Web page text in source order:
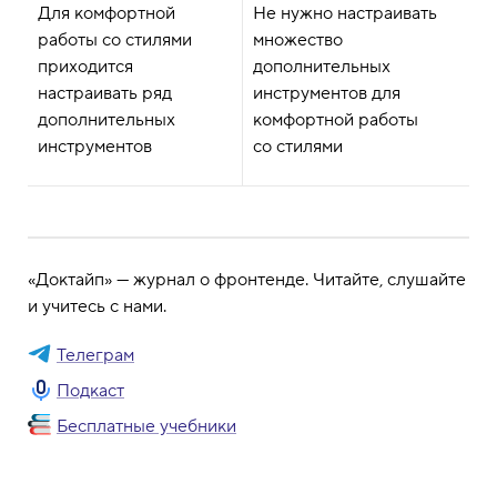
Для комфортной
работы со стилями
приходится
настраивать ряд
дополнительных
инструментов
Не нужно настраивать
множество
дополнительных
инструментов для
комфортной работы
со стилями
«Доктайп» — журнал о фронтенде. Читайте, слушайте
и учитесь с нами.
Телеграм
Подкаст
Бесплатные учебники